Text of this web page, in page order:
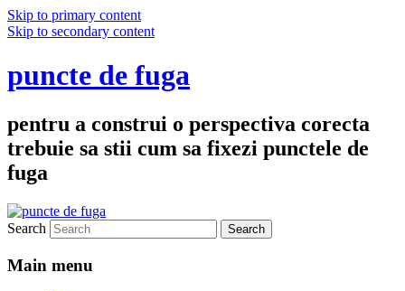
Skip to primary content
Skip to secondary content
puncte de fuga
pentru a construi o perspectiva corecta
trebuie sa stii cum sa fixezi punctele de
fuga
Search
Main menu